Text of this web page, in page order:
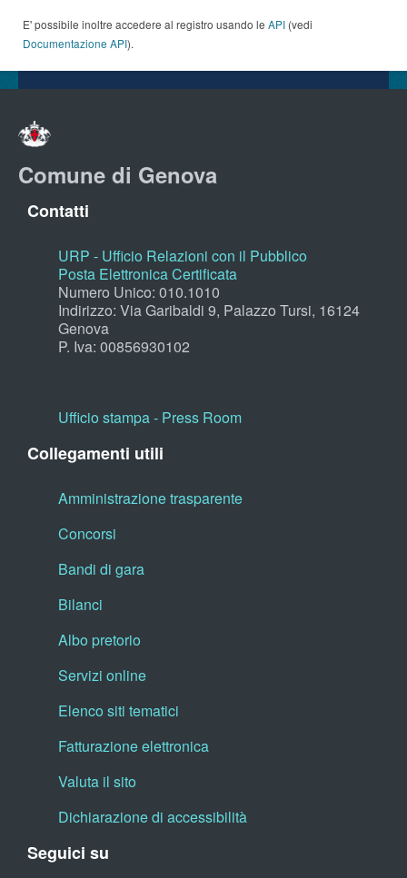
E' possibile inoltre accedere al registro usando le API (vedi
Documentazione API).
Comune di Genova
Contatti
URP - Ufficio Relazioni con il Pubblico
Posta Elettronica Certificata
Numero Unico: 010.1010
Indirizzo: Via Garibaldi 9, Palazzo Tursi, 16124
Genova
P. Iva: 00856930102
Ufficio stampa - Press Room
Collegamenti utili
Amministrazione trasparente
Concorsi
Bandi di gara
Bilanci
Albo pretorio
Servizi online
Elenco siti tematici
Fatturazione elettronica
Valuta il sito
Dichiarazione di accessibilità
Seguici su